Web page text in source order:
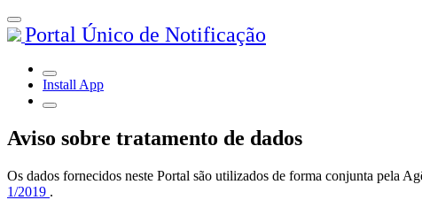
Portal Único de Notificação
Install App
Aviso sobre tratamento de dados
Os dados fornecidos neste Portal são utilizados de forma conjunta pela
1/2019 .